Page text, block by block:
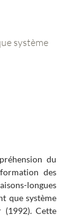
système
du
des
longues
que système
(1992). Cette